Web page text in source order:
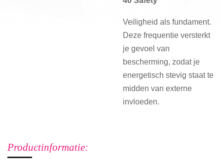
Veiligheid als fundament.
Deze frequentie versterkt
je gevoel van
bescherming, zodat je
energetisch stevig staat te
midden van externe
invloeden.
Productinformatie: